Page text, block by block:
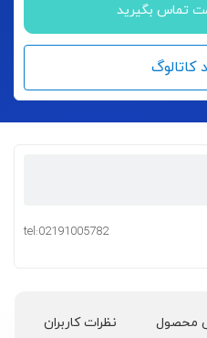
تماس بگیرید
کاتالوگ
tel:02191005782
محصول نظرات کاربران